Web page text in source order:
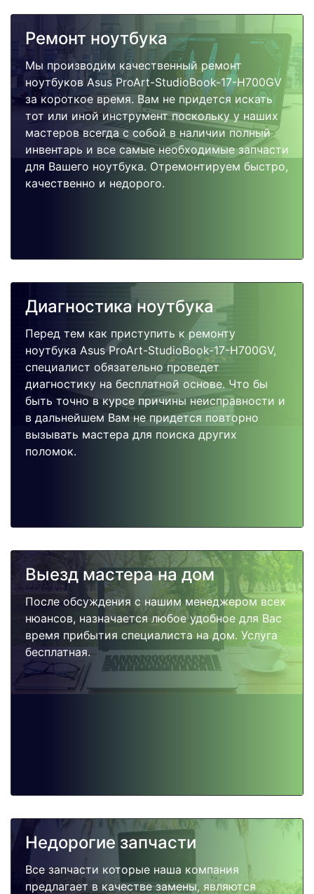
Ремонт ноутбука
Мы производим качественный ремонт
ноутбуков Asus ProArt-StudioBook-17-H700GV
за короткое время. Вам не придется искать
тот или иной инструмент поскольку у наших
мастеров всегда с собой в наличии полный
инвентарь и все самые необходимые запчасти
для Вашего ноутбука. Отремонтируем быстро,
качественно и недорого.
Диагностика ноутбука
Перед тем как приступить к ремонту
ноутбука Asus ProArt-StudioBook-17-H700GV,
специалист обязательно проведет
диагностику на бесплатной основе. Что бы
быть точно в курсе причины неисправности и
в дальнейшем Вам не придется повторно
вызывать мастера для поиска других
поломок.
Выезд мастера на дом
После обсуждения с нашим менеджером всех
нюансов, назначается любое удобное для Вас
время прибытия специалиста на дом. Услуга
бесплатная.
Недорогие запчасти
Все запчасти которые наша компания
предлагает в качестве замены, являются